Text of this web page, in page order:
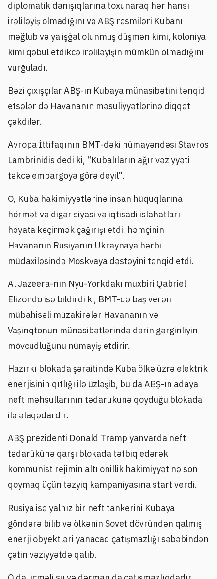
diplomatik danışıqlarına toxunaraq hər hansı
irəliləyiş olmadığını və ABŞ rəsmiləri Kubanı
məğlub və ya işğal olunmuş düşmən kimi, koloniya
kimi qəbul etdikcə irəliləyişin mümkün olmadığını
vurğuladı.
Bəzi çıxışçılar ABŞ-ın Kubaya münasibətini tənqid
etsələr də Havananın məsuliyyətlərinə diqqət
çəkdilər.
Avropa İttifaqının BMT-dəki nümayəndəsi Stavros
Lambrinidis dedi ki, “Kubalıların ağır vəziyyəti
təkcə embargoya görə deyil”.
O, Kuba hakimiyyətlərinə insan hüquqlarına
hörmət və digər siyasi və iqtisadi islahatları
həyata keçirmək çağırışı etdi, həmçinin
Havananın Rusiyanın Ukraynaya hərbi
müdaxiləsində Moskvaya dəstəyini tənqid etdi.
Al Jazeera-nın Nyu-Yorkdakı müxbiri Qabriel
Elizondo isə bildirdi ki, BMT-də baş verən
mübahisəli müzakirələr Havananın və
Vaşinqtonun münasibətlərində dərin gərginliyin
mövcudluğunu nümayiş etdirir.
Hazırkı blokada şəraitində Kuba ölkə üzrə elektrik
enerjisinin qıtlığı ilə üzləşib, bu da ABŞ-ın adaya
neft məhsullarının tədarükünə qoyduğu blokada
ilə əlaqədardır.
ABŞ prezidenti Donald Tramp yanvarda neft
tədarükünə qarşı blokada tətbiq edərək
kommunist rejimin altı onillik hakimiyyətinə son
qoymaq üçün təzyiq kampaniyasına start verdi.
Rusiya isə yalnız bir neft tankerini Kubaya
göndərə bilib və ölkənin Sovet dövründən qalmış
enerji obyektləri yanacaq çatışmazlığı səbəbindən
çətin vəziyyətdə qalıb.